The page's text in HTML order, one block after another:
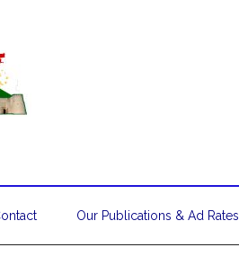
Our Publications & Ad Rates